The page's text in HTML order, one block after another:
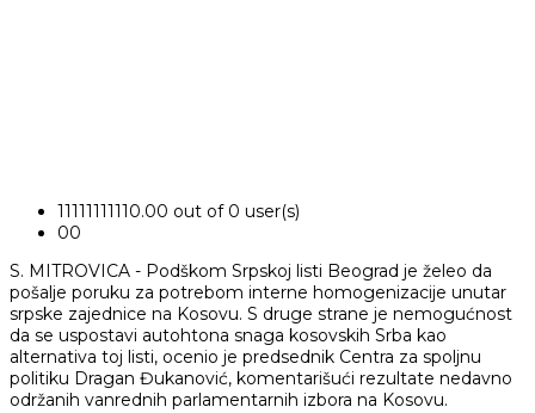
11111111110.00 out of 0 user(s)
00
S. MITROVICA - Podškom Srpskoj listi Beograd je želeo da
pošalje poruku za potrebom interne homogenizacije unutar
srpske zajednice na Kosovu. S druge strane je nemogućnost
da se uspostavi autohtona snaga kosovskih Srba kao
alternativa toj listi, ocenio je predsednik Centra za spoljnu
politiku Dragan Đukanović, komentarišući rezultate nedavno
održanih vanrednih parlamentarnih izbora na Kosovu.